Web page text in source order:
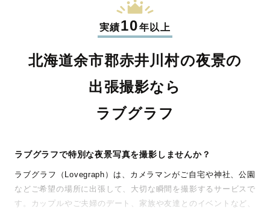
実績10年以上
北海道余市郡赤井川村の夜景の
出張撮影なら
ラブグラフ
ラブグラフで特別な夜景写真を撮影しませんか？
ラブグラフ（Lovegraph）は、カメラマンがご自宅や神社、公園
などご希望の場所に出張して、大切な瞬間を撮影するサービスで
す。カップルやご夫婦のデート、家族や友達とのイベントなど、